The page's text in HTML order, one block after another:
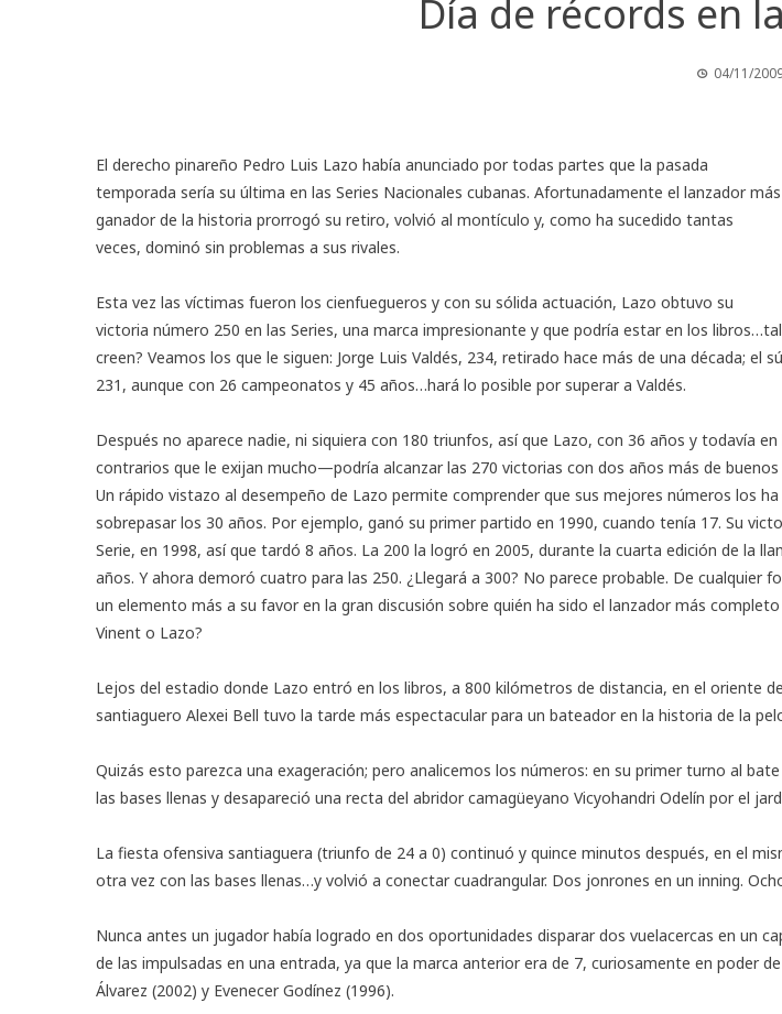
Día de récords en
04/11/
El derecho pinareño Pedro Luis Lazo había anunciado por todas partes que la pasada
temporada sería su última en las Series Nacionales cubanas. Afortunadamente el lanzador más
ganador de la historia prorrogó su retiro, volvió al montículo y, como ha sucedido tantas
veces, dominó sin problemas a sus rivales.
Esta vez las víctimas fueron los cienfuegueros y con su sólida actuación, Lazo obtuvo su
victoria número 250 en las Series, una marca impresionante y que podría estar en los
creen? Veamos los que le siguen: Jorge Luis Valdés, 234, retirado hace más de una década; el
231, aunque con 26 campeonatos y 45 años…hará lo posible por superar a Valdés.
Después no aparece nadie, ni siquiera con 180 triunfos, así que Lazo, con 36 años y todavía
contrarios que le exijan mucho—podría alcanzar las 270 victorias con dos años más de
Un rápido vistazo al desempeño de Lazo permite comprender que sus mejores números los
sobrepasar los 30 años. Por ejemplo, ganó su primer partido en 1990, cuando tenía 17. Su
Serie, en 1998, así que tardó 8 años. La 200 la logró en 2005, durante la cuarta edición de la
años. Y ahora demoró cuatro para las 250. ¿Llegará a 300? No parece probable. De cualquier
un elemento más a su favor en la gran discusión sobre quién ha sido el lanzador más
Vinent o Lazo?
Lejos del estadio donde Lazo entró en los libros, a 800 kilómetros de distancia, en el oriente
santiaguero Alexei Bell tuvo la tarde más espectacular para un bateador en la historia de la
Quizás esto parezca una exageración; pero analicemos los números: en su primer turno al
las bases llenas y desapareció una recta del abridor camagüeyano Vicyohandri Odelín por el
La fiesta ofensiva santiaguera (triunfo de 24 a 0) continuó y quince minutos después, en el
otra vez con las bases llenas…y volvió a conectar cuadrangular. Dos jonrones en un inning.
Nunca antes un jugador había logrado en dos oportunidades disparar dos vuelacercas en un
de las impulsadas en una entrada, ya que la marca anterior era de 7, curiosamente en poder
Álvarez (2002) y Evenecer Godínez (1996).